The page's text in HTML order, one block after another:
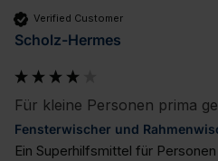
Verified Customer
Scholz-Hermes
Für kleine Personen prima
Fensterwischer und
Ein Superhilfsmittel für